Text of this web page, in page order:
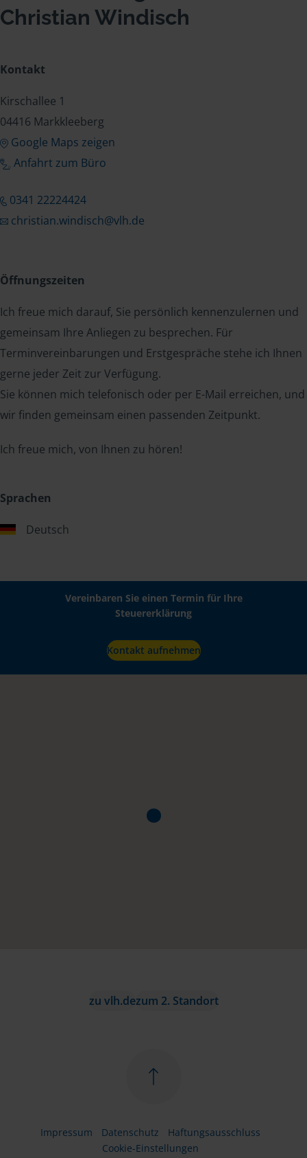
Christian Windisch
Kontakt
Kirschallee 1
04416 Markkleeberg
Google Maps zeigen
Anfahrt zum Büro
0341 22224424
christian.windisch@vlh.de
Öffnungszeiten
Ich freue mich darauf, Sie persönlich kennenzulernen und
gemeinsam Ihre Anliegen zu besprechen. Für
Terminvereinbarungen und Erstgespräche stehe ich Ihnen
gerne jeder Zeit zur Verfügung.
Sie können mich telefonisch oder per E-Mail erreichen, und
wir finden gemeinsam einen passenden Zeitpunkt.
Ich freue mich, von Ihnen zu hören!
Sprachen
Deutsch
Vereinbaren Sie einen Termin für Ihre
Steuererklärung
Kontakt aufnehmen
zu vlh.dezum 2. Standort
Impressum Datenschutz
Haftungsausschluss
Cookie-Einstellungen